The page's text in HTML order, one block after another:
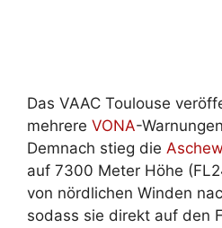
Das VAAC Toulouse
mehrere VONA-
Demnach stieg die
auf 7300 Meter Höhe
von nördlichen Winden
sodass sie direkt auf den